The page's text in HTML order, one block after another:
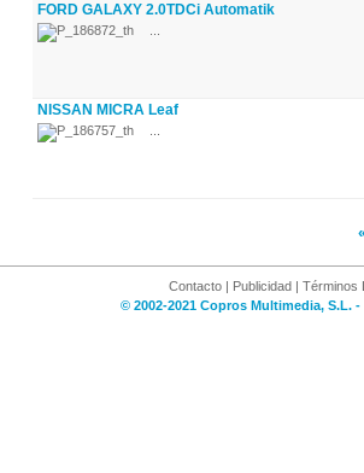
FORD GALAXY 2.0TDCi Automatik
NISSAN MICRA Leaf
Contacto | Publicidad | Términos
© 2002-2021 Copros Multimedia, S.L.